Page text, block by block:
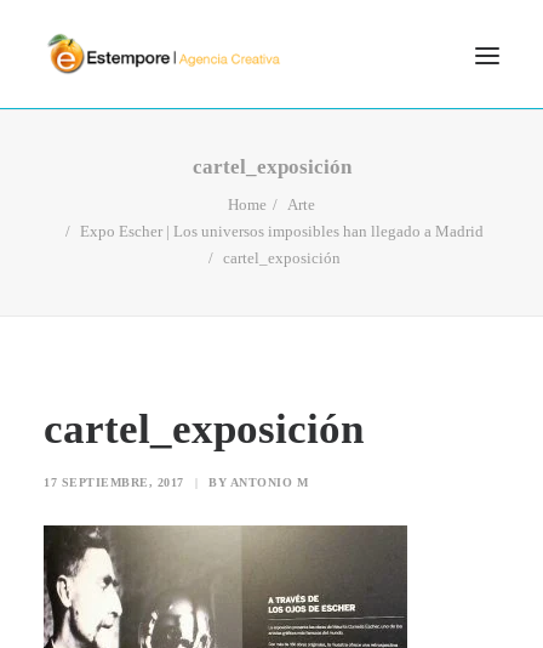
PORTFOLIO
cartel_exposición
Home
Arte
Expo Escher | Los universos imposibles han llegado a Madrid
cartel_exposición
cartel_exposición
17 SEPTIEMBRE, 2017 | BY ANTONIO M